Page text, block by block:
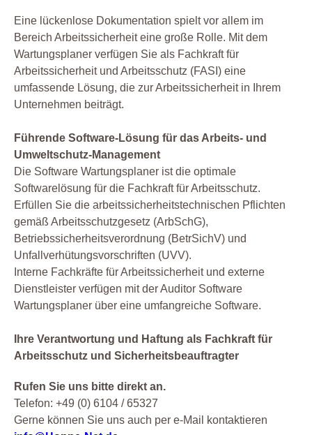
Eine lückenlose Dokumentation spielt vor allem im
Bereich Arbeitssicherheit eine große Rolle. Mit dem
Wartungsplaner verfügen Sie als Fachkraft für
Arbeitssicherheit und Arbeitsschutz (FASI) eine
umfassende Lösung, die zur Arbeitssicherheit in Ihrem
Unternehmen beiträgt.
Führende Software-Lösung für das Arbeits- und
Umweltschutz-Management
Die Software Wartungsplaner ist die optimale
Softwarelösung für die Fachkraft für Arbeitsschutz.
Erfüllen Sie die arbeitssicherheitstechnischen Pflichten
gemäß Arbeitsschutzgesetz (ArbSchG),
Betriebssicherheitsverordnung (BetrSichV) und
Unfallverhütungsvorschriften (UVV).
Interne Fachkräfte für Arbeitssicherheit und externe
Dienstleister verfügen mit der Auditor Software
Wartungsplaner über eine umfangreiche Software.
Ihre Verantwortung und Haftung als Fachkraft für
Arbeitsschutz und Sicherheitsbeauftragter
Rufen Sie uns bitte direkt an.
Telefon: +49 (0) 6104 / 65327
Gerne können Sie uns auch per e-Mail kontaktieren